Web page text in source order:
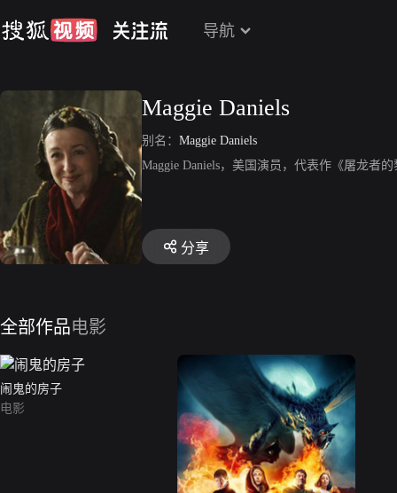
导航
Maggie Daniels
别名： Maggie Daniels
Maggie Daniels，美国演员，代表作《屠龙者
分享
全部作品电影
闹鬼的房子
电影